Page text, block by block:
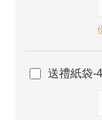
送禮紙袋-